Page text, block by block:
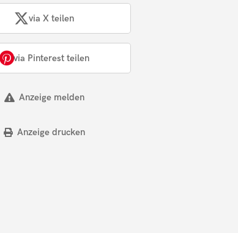
via X teilen
via Pinterest teilen
Anzeige melden
Anzeige drucken